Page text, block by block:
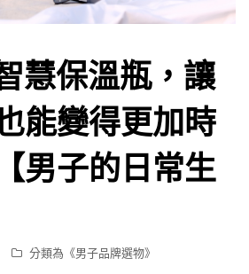
慧保溫瓶，讓
能變得更加時
男子的日常生
分類為《男子品牌選物》